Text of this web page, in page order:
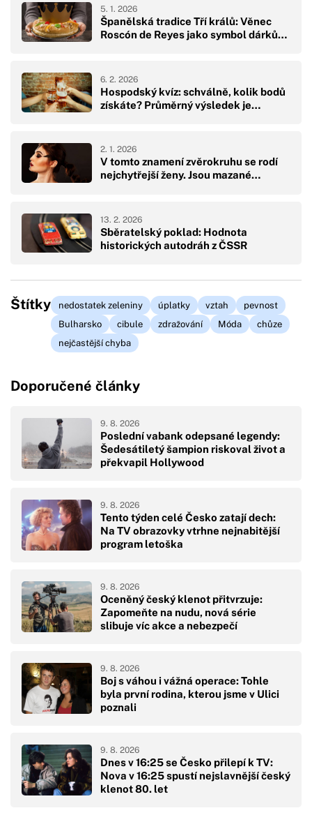
Španělská tradice Tří králů: Věnec
Roscón de Reyes jako symbol dárků…
5. 1. 2026
Hospodský kvíz: schválně, kolik bodů
získáte? Průměrný výsledek je…
6. 2. 2026
V tomto znamení zvěrokruhu se rodí
nejchytřejší ženy. Jsou mazané…
2. 1. 2026
Sběratelský poklad: Hodnota
historických autodráh z ČSSR
13. 2. 2026
Štítky nedostatek zeleniny úplatky vztah
pevnost
Bulharsko
cibule zdražování Móda
chůze
nejčastější chyba
Doporučené články
Poslední vabank odepsané legendy:
Šedesátiletý šampion riskoval život a
překvapil Hollywood
9. 8. 2026
Tento týden celé Česko zatají dech:
Na TV obrazovky vtrhne nejnabitější
program letoška
9. 8. 2026
Oceněný český klenot přitvrzuje:
Zapomeňte na nudu, nová série
slibuje víc akce a nebezpečí
9. 8. 2026
Boj s váhou i vážná operace: Tohle
byla první rodina, kterou jsme v Ulici
poznali
9. 8. 2026
Dnes v 16:25 se Česko přilepí k TV:
Nova v 16:25 spustí nejslavnější český
klenot 80. let
9. 8. 2026